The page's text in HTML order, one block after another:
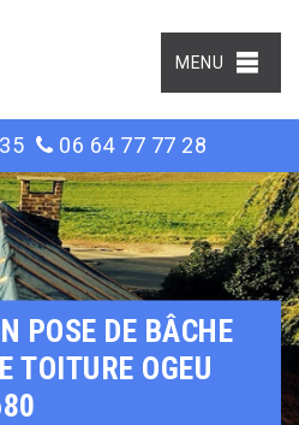
MENU
06 64 77 77 28
POSE DE BÂCHE
TOITURE OGEU